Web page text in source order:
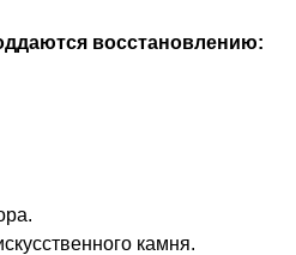
восстановлению:
камня.